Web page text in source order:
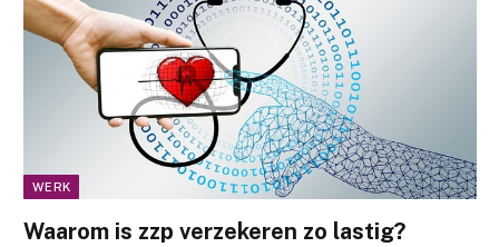
WERK
Waarom is zzp verzekeren zo lastig?